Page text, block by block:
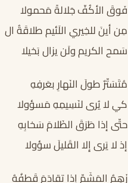
فَوقَ الأكُفّ جَلالةً مَحمولا
مِن أينَ للخِيري اللَئيم طلاقَةُ ال
سَمح الكريم ولَن يزال بَخيلا
مُتَسَتّرٌ طولَ النَهارِ بعَرفِهِ
كي لا يُرى لنَسِيمِهِ مَسؤولا
حتّى إذا طَرَقَ الظَلامَ سَخابِهِ
إذ لا يَرى إِلا القَليلَ سؤولا
زَهِمُ المَشَمّ إذا تقادَمَ قَطفُهُ